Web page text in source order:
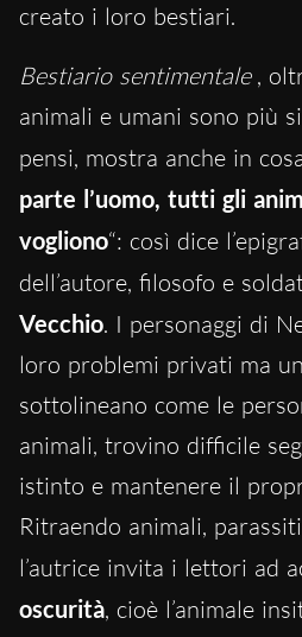
creato i loro bestiari.
Bestiario sentimentale ,
animali e umani sono più
pensi, mostra anche in
parte l’uomo, tutti gli
vogliono“: così dice
dell’autore, filosofo e
Vecchio. I personaggi di
loro problemi privati ma
sottolineano come le
animali, trovino difficile
istinto e mantenere il
Ritraendo animali,
l’autrice invita i lettori ad
oscurità, cioè l’animale